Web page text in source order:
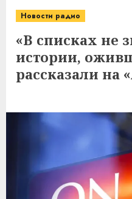
Новости радио
«В списках не
истории,
рассказали на